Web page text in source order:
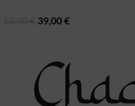
39,00€